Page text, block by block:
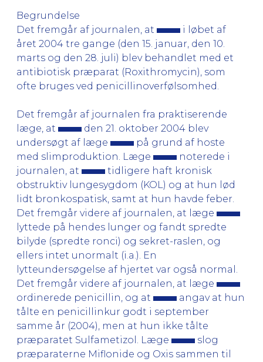
Begrundelse
Det fremgår af journalen, at
i løbet af
året 2004 tre gange (den 15. januar, den 10.
marts og den 28. juli) blev behandlet med et
antibiotisk præparat (Roxithromycin), som
ofte bruges ved penicillinoverfølsomhed.
Det fremgår af journalen fra praktiserende
læge, at
den 21. oktober 2004 blev
undersøgt af læge
på grund af hoste
med slimproduktion. Læge
noterede i
journalen, at
tidligere haft kronisk
obstruktiv lungesygdom (KOL) og at hun lød
lidt bronkospatisk, samt at hun havde feber.
Det fremgår videre af journalen, at læge
lyttede på hendes lunger og fandt spredte
bilyde (spredte ronci) og sekret-raslen, og
ellers intet unormalt (i.a.). En
lytteundersøgelse af hjertet var også normal.
Det fremgår videre af journalen, at læge
ordinerede penicillin, og at
angav at hun
tålte en penicillinkur godt i september
samme år (2004), men at hun ikke tålte
præparatet Sulfametizol. Læge
slog
præparaterne Miflonide og Oxis sammen til